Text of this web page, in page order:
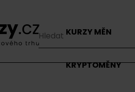
KURZY MĚN
KRYPTOMĚNY